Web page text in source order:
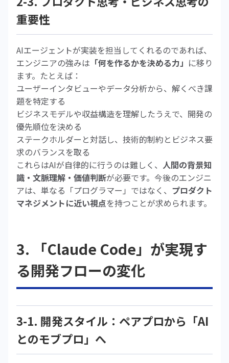
重要性
AIエージェントが実装を担当してくれるのであれば、
エンジニアの強みは 「何を作るかを決める力」 に移り
ます。たとえば：
ユーザーインタビューやデータ分析から、解くべき課
題を特定する
ビジネスモデルや収益構造を理解したうえで、開発の
優先順位を決める
ステークホルダーと対話し、技術的制約とビジネス要
求のバランスを取る
これらはAIが自律的に行うのは難しく、 人間の背景知
識・文脈理解・価値判断が必要です。今後のエンジニ
アは、単なる「プログラマー」ではなく、 プロダクト
マネジメントに近い視点を持つことが求められます。
3. 「Claude Code」が実現す
る開発フローの変化
3-1. 開発スタイル：ペアプロから「AI
とのモブプロ」へ